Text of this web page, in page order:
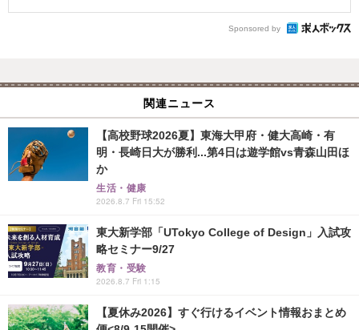
Sponsored by
関連ニュース
【高校野球2026夏】東海大甲府・健大高崎・有
明・長崎日大が勝利...第4日は遊学館vs青森山田ほ
か
生活・健康
2026.8.7 Fri 15:52
東大新学部「UTokyo College of Design」入試攻
略セミナー9/27
教育・受験
2026.8.7 Fri 1:15
【夏休み2026】すぐ行けるイベント情報おまとめ